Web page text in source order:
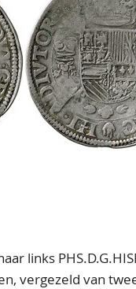
links
vergezeld van